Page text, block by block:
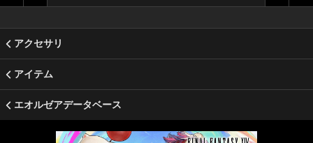
アクセサリ
アイテム
エオルゼアデータベース